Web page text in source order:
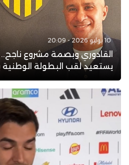
10 يوليو 2026 - 20:09
القادوري وبصمة مشروع
يستعيد لقب البطولة الوطنية بعد